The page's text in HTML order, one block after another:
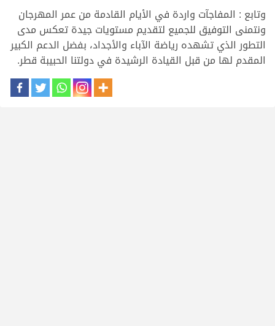
وتابع : المفاجآت واردة في الأيام القادمة من عمر المهرجان
ونتمنى التوفيق للجميع لتقديم مستويات جيدة تعكس مدى
التطور الذي تشهده رياضة الآباء والأجداد، بفضل الدعم الكبير
المقدم لها من قبل القيادة الرشيدة في دولتنا الحبيبة قطر.